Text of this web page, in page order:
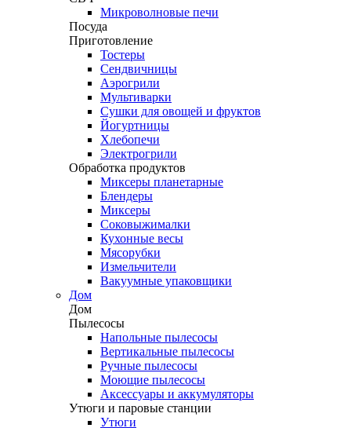
Микроволновые печи
Посуда
Приготовление
Тостеры
Сендвичницы
Аэрогрили
Мультиварки
Сушки для овощей и фруктов
Йогуртницы
Хлебопечи
Электрогрили
Обработка продуктов
Миксеры планетарные
Блендеры
Миксеры
Соковыжималки
Кухонные весы
Мясорубки
Измельчители
Вакуумные упаковщики
Дом
Дом
Пылесосы
Напольные пылесосы
Вертикальные пылесосы
Ручные пылесосы
Моющие пылесосы
Аксессуары и аккумуляторы
Утюги и паровые станции
Утюги